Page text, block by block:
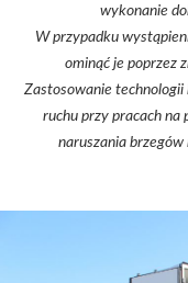
wykonanie
W przypadku
ominąć je poprzez
Zastosowanie technologii
ruchu przy pracach na
naruszania